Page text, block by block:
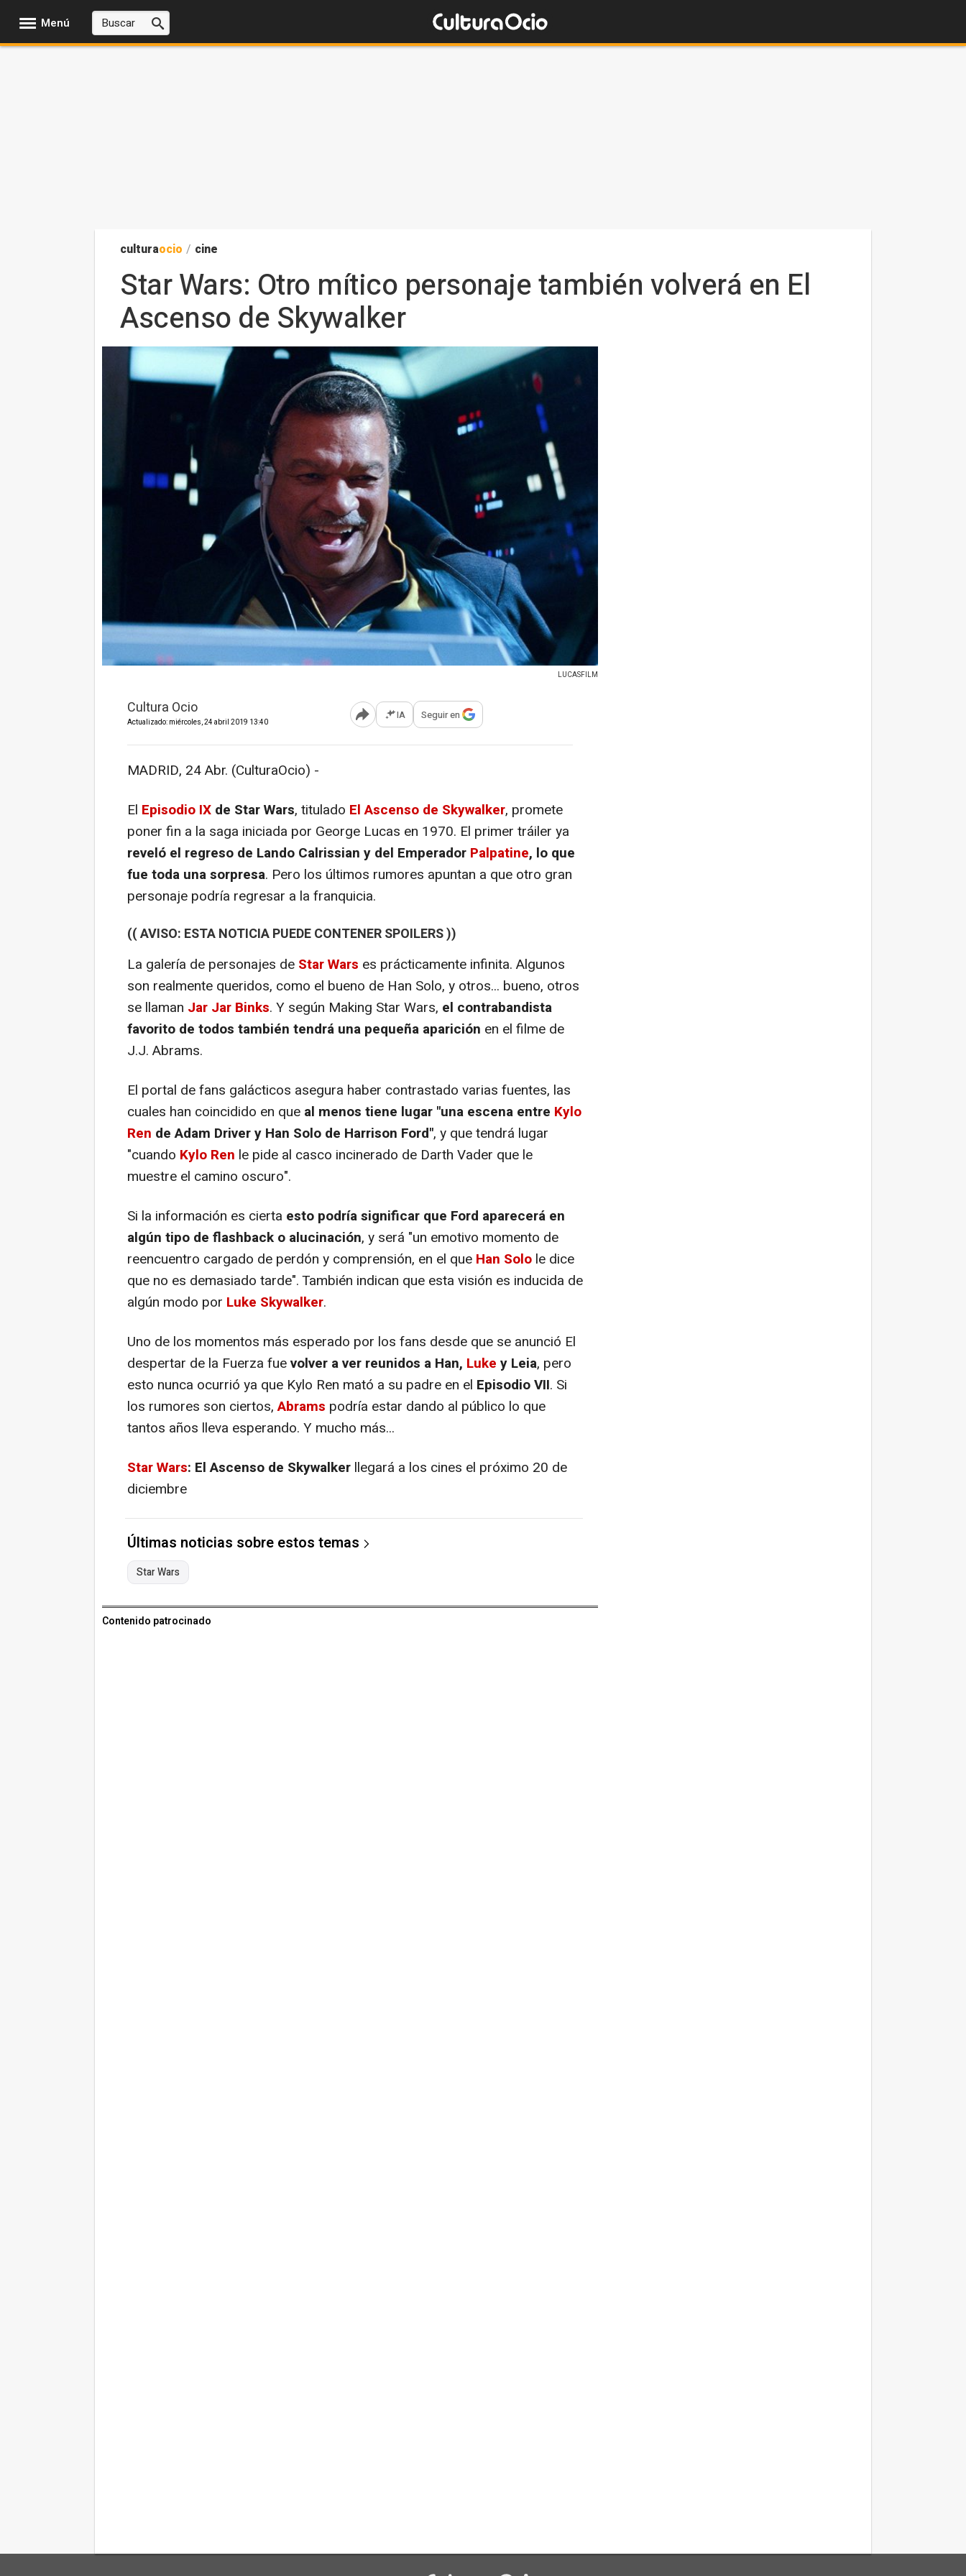
Menú
culturaocio / cine
Star Wars: Otro mítico personaje también volverá en El
Ascenso de Skywalker
LUCASFILM
Cultura Ocio
Actualizado: miércoles, 24 abril 2019 13:40 Abrir opciones para compartir
IA Seguir en
MADRID, 24 Abr. (CulturaOcio) -
El Episodio IX de Star Wars, titulado El Ascenso de Skywalker, promete
poner fin a la saga iniciada por George Lucas en 1970. El primer tráiler ya
reveló el regreso de Lando Calrissian y del Emperador Palpatine, lo que
fue toda una sorpresa. Pero los últimos rumores apuntan a que otro gran
personaje podría regresar a la franquicia.
(( AVISO: ESTA NOTICIA PUEDE CONTENER SPOILERS ))
La galería de personajes de Star Wars es prácticamente infinita. Algunos
son realmente queridos, como el bueno de Han Solo, y otros... bueno, otros
se llaman Jar Jar Binks. Y según Making Star Wars, el contrabandista
favorito de todos también tendrá una pequeña aparición en el filme de
J.J. Abrams.
El portal de fans galácticos asegura haber contrastado varias fuentes, las
cuales han coincidido en que al menos tiene lugar "una escena entre Kylo
Ren de Adam Driver y Han Solo de Harrison Ford", y que tendrá lugar
"cuando Kylo Ren le pide al casco incinerado de Darth Vader que le
muestre el camino oscuro".
Si la información es cierta esto podría significar que Ford aparecerá en
algún tipo de flashback o alucinación, y será "un emotivo momento de
reencuentro cargado de perdón y comprensión, en el que Han Solo le dice
que no es demasiado tarde". También indican que esta visión es inducida de
algún modo por Luke Skywalker.
Uno de los momentos más esperado por los fans desde que se anunció El
despertar de la Fuerza fuevolver a ver reunidos a Han, Luke y Leia, pero
esto nunca ocurrió ya que Kylo Ren mató a su padre en el Episodio VII. Si
los rumores son ciertos,Abrams podría estar dando al público lo que
tantos años lleva esperando. Y mucho más...
Star Wars: El Ascenso de Skywalker llegará a los cines el próximo 20 de
diciembre
Últimas noticias sobre estos temas
Star Wars
Contenido patrocinado